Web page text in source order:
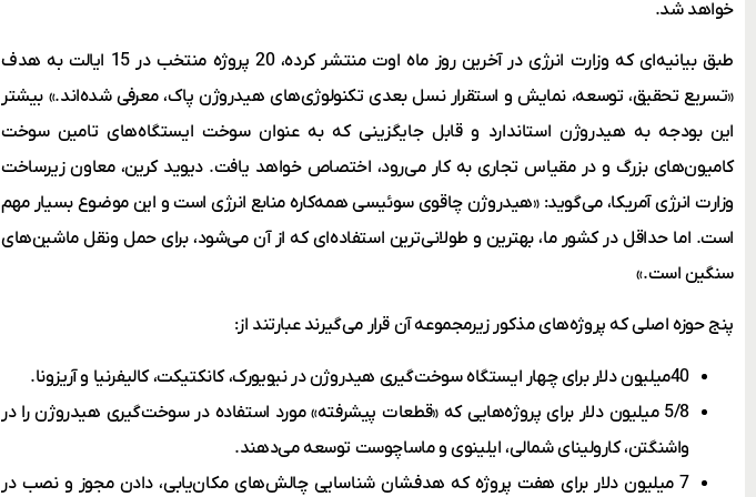
خواهد شد.
طبق بیانیه‌ای که وزارت انرژی در آخرین روز ماه اوت منتشر کرده، 20 پروژه منتخب در 15 ایالت به هدف
«تسریع تحقیق، توسعه، نمایش و استقرار نسل بعدی تکنولوژی‌های هیدروژن پاک، معرفی شده‌اند.» بیشتر
این بودجه به هیدروژن استاندارد و قابل جایگزینی که به عنوان سوخت ایستگاه‌های تامین سوخت
کامیون‌های بزرگ و در مقیاس تجاری به کار می‌رود، اختصاص خواهد یافت. دیوید کرین، معاون زیرساخت
وزارت انرژی آمریکا، می‌گوید: «هیدروژن چاقوی سوئیسی همه‌کاره منابع انرژی است و این موضوع بسیار مهم
است. اما حداقل در کشور ما، بهترین و طولانی‌ترین استفاده‌ای که از آن می‌شود، برای حمل ونقل ماشین‌های
سنگین است.»
پنج حوزه اصلی که پروژه‌های مذکور زیرمجموعه آن قرار می‌گیرند عبارتند از:
40میلیون دلار برای چهار ایستگاه سوخت‌گیری هیدروژن در نیویورک، کانکتیکت، کالیفرنیا و آریزونا.
5/8 میلیون دلار برای پروژه‌هایی که «قطعات پیشرفته» مورد استفاده در سوخت‌گیری هیدروژن را در
واشنگتن، کارولینای شمالی، ایلینوی و ماساچوست توسعه می‌دهند.
7 میلیون دلار برای هفت پروژه که هدفشان شناسایی چالش‌های مکان‌یابی، دادن مجوز و نصب در